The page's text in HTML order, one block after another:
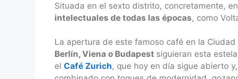
Situada en el sexto distrito, concretamente,
intelectuales de todas las épocas, como
La apertura de este famoso café en la
Berlín, Viena o Budapest siguieran esta
el Café Zurich, que hoy en día sigue abierto